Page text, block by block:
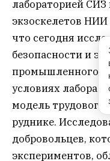
лабораторией
экзоскелетов
что сегодня
безопасности и
промышленного
условиях
модель трудового
руднике.
добровольцев,
экспериментов,